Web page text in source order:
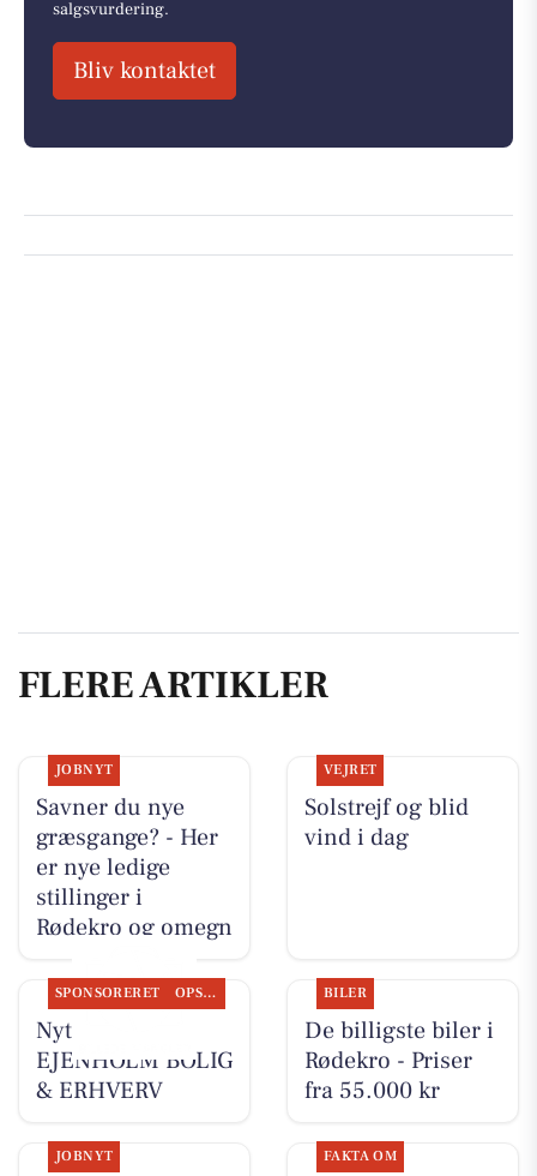
salgsvurdering.
Bliv kontaktet
FLERE ARTIKLER
JOBNYT
Savner du nye
græsgange? - Her
er nye ledige
stillinger i
Rødekro og omegn
VEJRET
Solstrejf og blid
vind i dag
SPONSORERET OPSLAGSTAVLEN
Nyt fra
EJENHOLM BOLIG
& ERHVERV
BILER
De billigste biler i
Rødekro - Priser
fra 55.000 kr
JOBNYT FAKTA OM